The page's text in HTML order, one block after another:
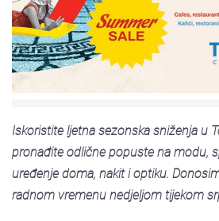
Iskoristite ljetna sezonska sniženja u
pronađite odlične popuste na modu,
uređenje doma, nakit i optiku.
radnom vremenu nedjeljom tijekom